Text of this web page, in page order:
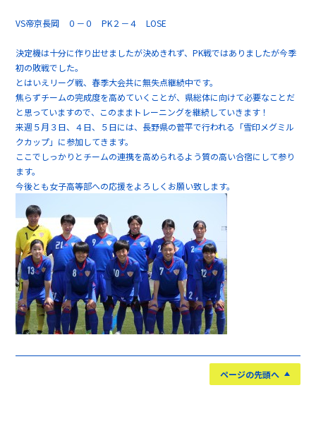
VS帝京長岡 ０－０ PK２－４ LOSE
決定機は十分に作り出せましたが決めきれず、PK戦ではありましたが今季
初の敗戦でした。
とはいえリーグ戦、春季大会共に無失点継続中です。
焦らずチームの完成度を高めていくことが、県総体に向けて必要なことだ
と思っていますので、このままトレーニングを継続していきます！
来週５月３日、４日、５日には、長野県の菅平で行われる「雪印メグミル
クカップ」に参加してきます。
ここでしっかりとチームの連携を高められるよう質の高い合宿にして参り
ます。
今後とも女子高等部への応援をよろしくお願い致します。
ページの先頭へ